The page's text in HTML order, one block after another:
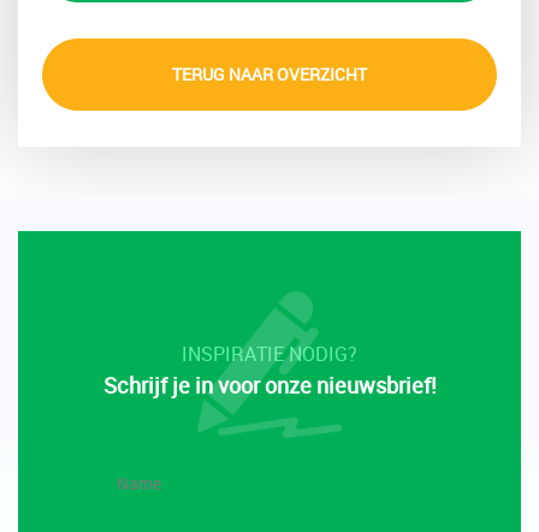
TERUG NAAR OVERZICHT
INSPIRATIE NODIG?
Schrijf je in voor onze nieuwsbrief!